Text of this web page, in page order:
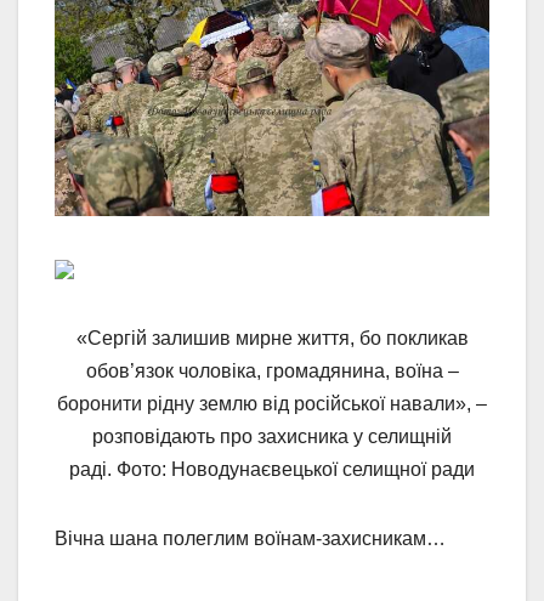
«Сергій залишив мирне життя, бо покликав
обов’язок чоловіка, громадянина, воїна –
боронити рідну землю від російської навали», –
розповідають про захисника у селищній
раді. Фото: Новодунаєвецької селищної ради
Вічна шана полеглим воїнам-захисникам…